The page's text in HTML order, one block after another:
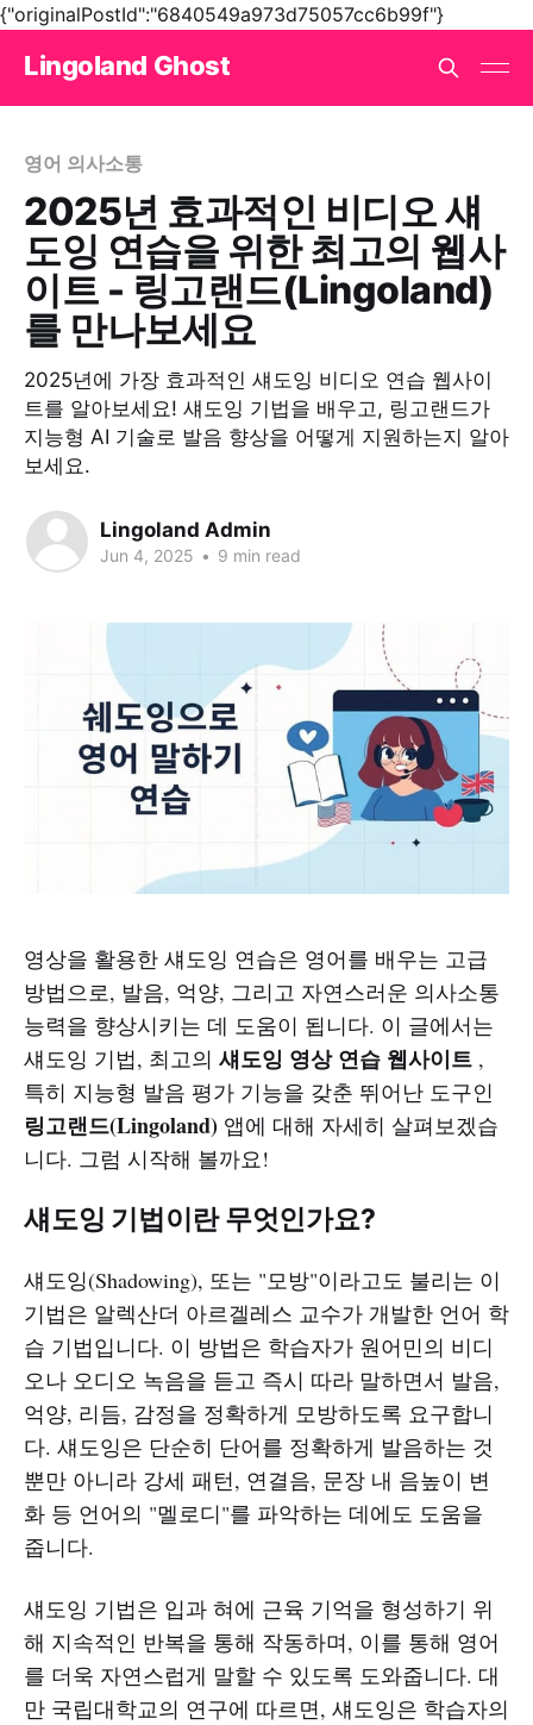
{"originalPostId":"6840549a973d75057cc6b99f"}
Lingoland Ghost
영어 의사소통
2025년 효과적인 비디오 섀
도잉 연습을 위한 최고의 웹사
이트 - 링고랜드(Lingoland)
를 만나보세요
2025년에 가장 효과적인 섀도잉 비디오 연습 웹사이
트를 알아보세요! 섀도잉 기법을 배우고, 링고랜드가
지능형 AI 기술로 발음 향상을 어떻게 지원하는지 알아
보세요.
Lingoland Admin
Jun 4, 2025 • 9 min read
영상을 활용한 섀도잉 연습은 영어를 배우는 고급
방법으로, 발음, 억양, 그리고 자연스러운 의사소통
능력을 향상시키는 데 도움이 됩니다. 이 글에서는
섀도잉 기법, 최고의 섀도잉 영상 연습 웹사이트 ,
특히 지능형 발음 평가 기능을 갖춘 뛰어난 도구인
링고랜드(Lingoland) 앱에 대해 자세히 살펴보겠습
니다. 그럼 시작해 볼까요!
섀도잉 기법이란 무엇인가요?
섀도잉(Shadowing), 또는 "모방"이라고도 불리는 이
기법은 알렉산더 아르겔레스 교수가 개발한 언어 학
습 기법입니다. 이 방법은 학습자가 원어민의 비디
오나 오디오 녹음을 듣고 즉시 따라 말하면서 발음,
억양, 리듬, 감정을 정확하게 모방하도록 요구합니
다. 섀도잉은 단순히 단어를 정확하게 발음하는 것
뿐만 아니라 강세 패턴, 연결음, 문장 내 음높이 변
화 등 언어의 "멜로디"를 파악하는 데에도 도움을
줍니다.
섀도잉 기법은 입과 혀에 근육 기억을 형성하기 위
해 지속적인 반복을 통해 작동하며, 이를 통해 영어
를 더욱 자연스럽게 말할 수 있도록 도와줍니다. 대
만 국립대학교의 연구에 따르면, 섀도잉은 학습자의